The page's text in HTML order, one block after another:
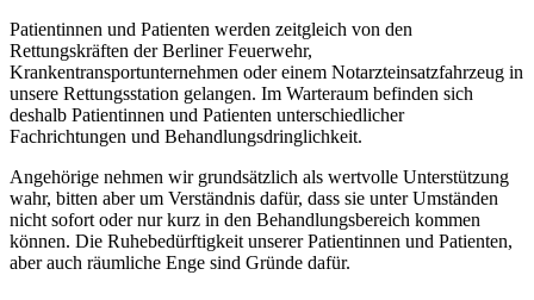
Patientinnen und Patienten werden zeitgleich von den
Rettungskräften der Berliner Feuerwehr,
Krankentransportunternehmen oder einem Notarzteinsatzfahrzeug in
unsere Rettungsstation gelangen. Im Warteraum befinden sich
deshalb Patientinnen und Patienten unterschiedlicher
Fachrichtungen und Behandlungsdringlichkeit.
Angehörige nehmen wir grundsätzlich als wertvolle Unterstützung
wahr, bitten aber um Verständnis dafür, dass sie unter Umständen
nicht sofort oder nur kurz in den Behandlungsbereich kommen
können. Die Ruhebedürftigkeit unserer Patientinnen und Patienten,
aber auch räumliche Enge sind Gründe dafür.